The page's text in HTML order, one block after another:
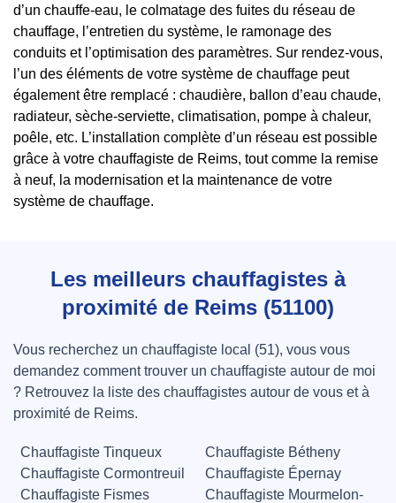
d’un chauffe-eau, le colmatage des fuites du réseau de
chauffage, l’entretien du système, le ramonage des
conduits et l’optimisation des paramètres. Sur rendez-vous,
l’un des éléments de votre système de chauffage peut
également être remplacé : chaudière, ballon d’eau chaude,
radiateur, sèche-serviette, climatisation, pompe à chaleur,
poêle, etc. L’installation complète d’un réseau est possible
grâce à votre chauffagiste de Reims, tout comme la remise
à neuf, la modernisation et la maintenance de votre
système de chauffage.
Les meilleurs chauffagistes à
proximité de Reims (51100)
Vous recherchez un chauffagiste local (51), vous vous
demandez comment trouver un chauffagiste autour de moi
? Retrouvez la liste des chauffagistes autour de vous et à
proximité de Reims.
Chauffagiste Tinqueux
Chauffagiste Bétheny
Chauffagiste Cormontreuil
Chauffagiste Épernay
Chauffagiste Fismes
Chauffagiste Mourmelon-